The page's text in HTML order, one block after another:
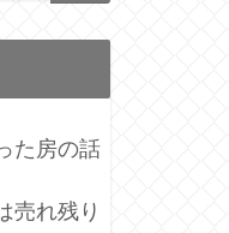
た房の話
売れ残り